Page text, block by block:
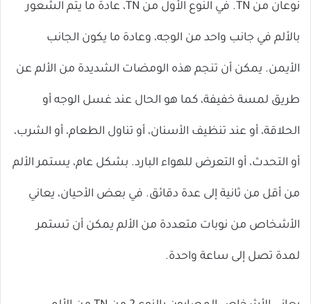
نوعان من TN. في النوع الأول من TN، عادة ما يتم الشعور
بالألم في جانب واحد من الوجه، وعادة ما يكون الجانب
الأيمن. يمكن أن تنجم هذه الومضات الشديدة من الألم عن
طريق لمسة خفيفة، كما هو الحال عند غسل الوجه أو
الحلاقة، أو عند تنظيف الأسنان، أو تناول الطعام، أو الشرب،
أو التحدث، أو التعرض للهواء البارد. بشكل عام، يستمر الألم
من أقل من ثانية إلى عدة دقائق. في بعض الأحيان، يعاني
الأشخاص من نوبات متعددة من الألم يمكن أن تستمر
لمدة تصل إلى ساعة واحدة.